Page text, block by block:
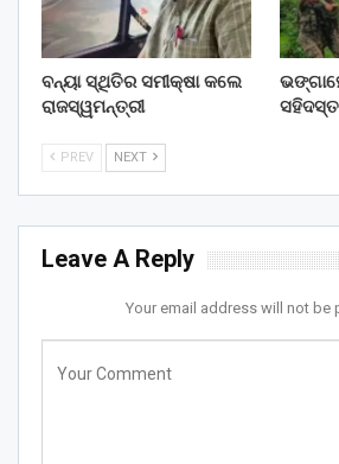
ବନ୍ୟା ସ୍ଥିତିର ସମୀକ୍ଷା କଲେ
ରାଜସ୍ୱମନ୍ତ୍ରୀ
PREV NEXT
Leave A Reply
Your email address will not be